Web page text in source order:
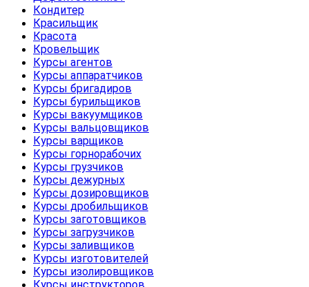
Кондитер
Красильщик
Красота
Кровельщик
Курсы агентов
Курсы аппаратчиков
Курсы бригадиров
Курсы бурильщиков
Курсы вакуумщиков
Курсы вальцовщиков
Курсы варщиков
Курсы горнорабочих
Курсы грузчиков
Курсы дежурных
Курсы дозировщиков
Курсы дробильщиков
Курсы заготовщиков
Курсы загрузчиков
Курсы заливщиков
Курсы изготовителей
Курсы изолировщиков